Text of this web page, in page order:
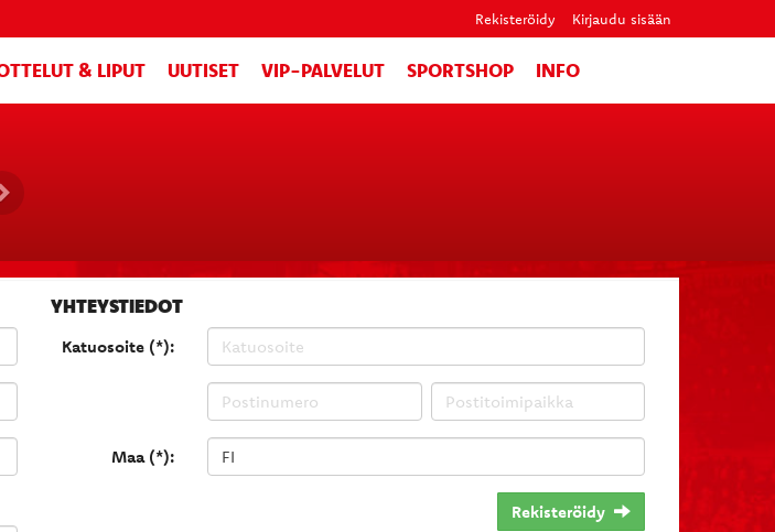
Rekisteröidy Kirjaudu sisään
& LIPUT UUTISET VIP-PALVELUT SPORTSHOP INFO
YHTEYSTIEDOT
Katuosoite (*):
Maa (*):
Rekisteröidy